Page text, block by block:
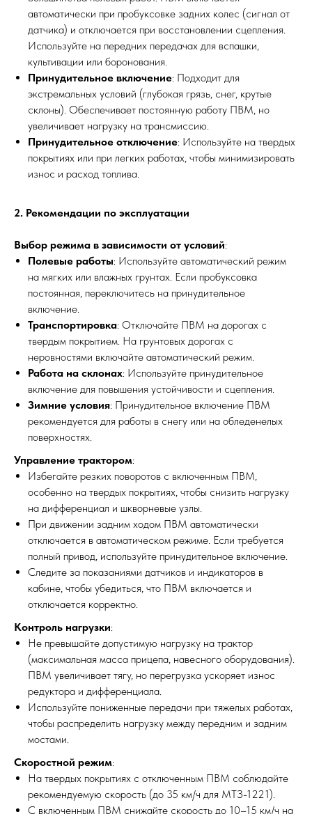
автоматически при пробуксовке задних колес (сигнал от
датчика) и отключается при восстановлении сцепления.
Используйте на передних передачах для вспашки,
культивации или боронования.
Принудительное включение: Подходит для
экстремальных условий (глубокая грязь, снег, крутые
склоны). Обеспечивает постоянную работу ПВМ, но
увеличивает нагрузку на трансмиссию.
Принудительное отключение: Используйте на твердых
покрытиях или при легких работах, чтобы минимизировать
износ и расход топлива.
2. Рекомендации по эксплуатации
Выбор режима в зависимости от условий:
Полевые работы: Используйте автоматический режим
на мягких или влажных грунтах. Если пробуксовка
постоянная, переключитесь на принудительное
включение.
Транспортировка: Отключайте ПВМ на дорогах с
твердым покрытием. На грунтовых дорогах с
неровностями включайте автоматический режим.
Работа на склонах: Используйте принудительное
включение для повышения устойчивости и сцепления.
Зимние условия: Принудительное включение ПВМ
рекомендуется для работы в снегу или на обледенелых
поверхностях.
Управление трактором:
Избегайте резких поворотов с включенным ПВМ,
особенно на твердых покрытиях, чтобы снизить нагрузку
на дифференциал и шкворневые узлы.
При движении задним ходом ПВМ автоматически
отключается в автоматическом режиме. Если требуется
полный привод, используйте принудительное включение.
Следите за показаниями датчиков и индикаторов в
кабине, чтобы убедиться, что ПВМ включается и
отключается корректно.
Контроль нагрузки:
Не превышайте допустимую нагрузку на трактор
(максимальная масса прицепа, навесного оборудования).
ПВМ увеличивает тягу, но перегрузка ускоряет износ
редуктора и дифференциала.
Используйте пониженные передачи при тяжелых работах,
чтобы распределить нагрузку между передним и задним
мостами.
Скоростной режим:
На твердых покрытиях с отключенным ПВМ соблюдайте
рекомендуемую скорость (до 35 км/ч для МТЗ-1221).
С включенным ПВМ снижайте скорость до 10–15 км/ч на